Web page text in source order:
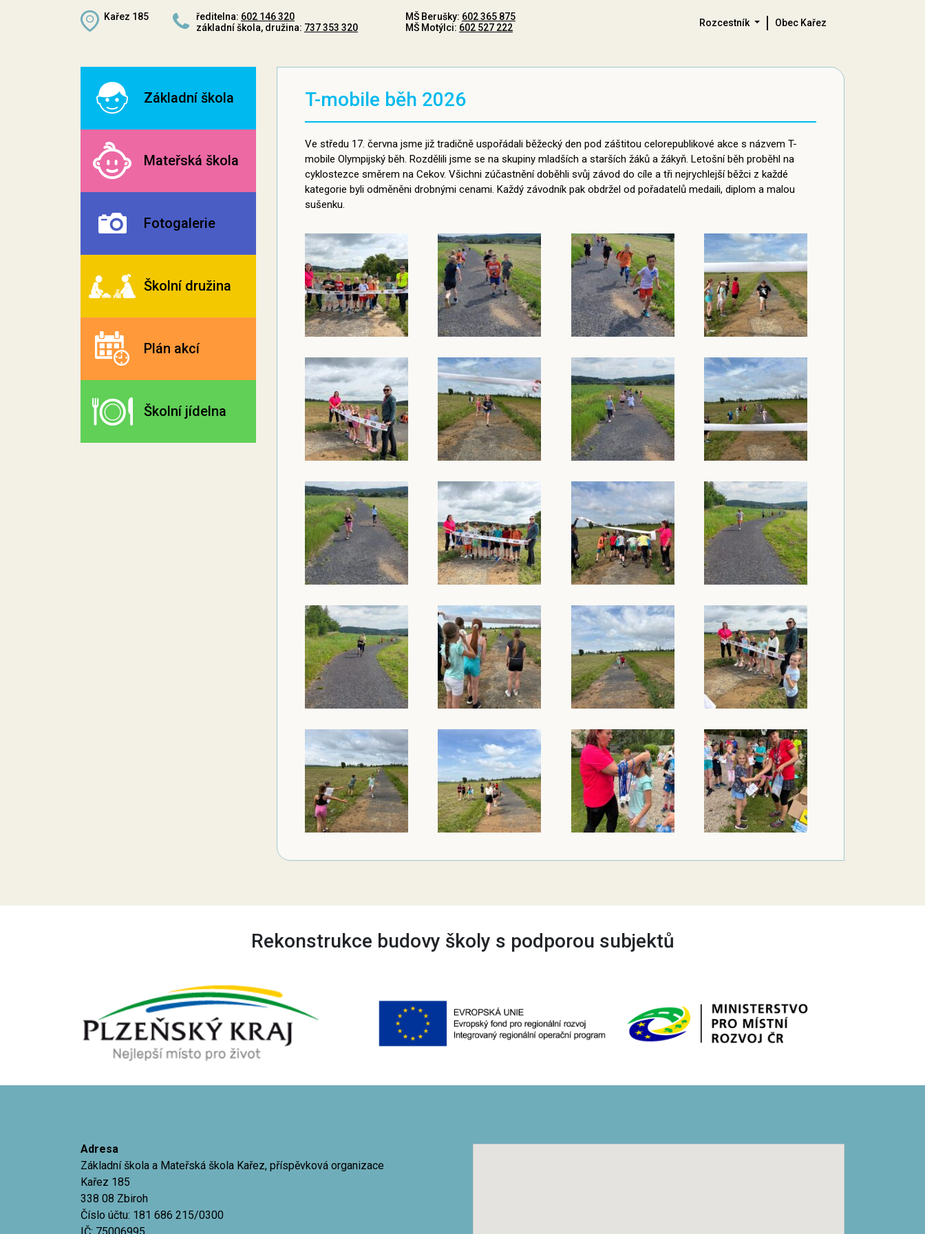
Kařez 185 ředitelna: 602 146 320
základní škola, družina: 737 353 320
MŠ Berušky: 602 365 875
MŠ Motýlci: 602 527 222 Rozcestník Obec Kařez
Základní škola
Mateřská škola
Fotogalerie
Školní družina
Plán akcí
Školní jídelna
T-mobile běh 2026
Ve středu 17. června jsme již tradičně uspořádali běžecký den pod záštitou celorepublikové akce s názvem T-
mobile Olympijský běh. Rozdělili jsme se na skupiny mladších a starších žáků a žákyň. Letošní běh proběhl na
cyklostezce směrem na Cekov. Všichni zúčastnění doběhli svůj závod do cíle a tři nejrychlejší běžci z každé
kategorie byli odměněni drobnými cenami. Každý závodník pak obdržel od pořadatelů medaili, diplom a malou
sušenku.
Rekonstrukce budovy školy s podporou subjektů
Adresa
Základní škola a Mateřská škola Kařez, příspěvková organizace
Kařez 185
338 08 Zbiroh
Číslo účtu: 181 686 215/0300